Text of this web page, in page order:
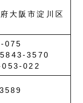
大阪市淀川区
075
5843-3570
053-022